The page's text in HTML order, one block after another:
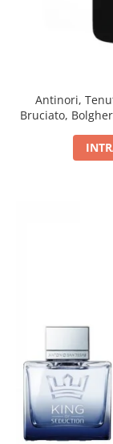
Antinori,
Bruciato,